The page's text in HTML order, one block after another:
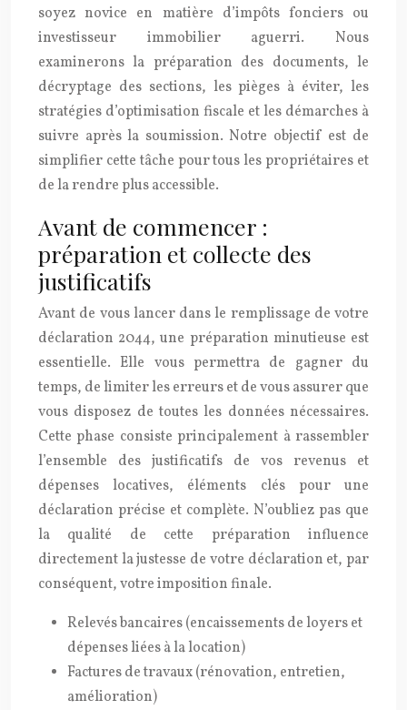
soyez novice en matière d’impôts fonciers ou
investisseur immobilier aguerri. Nous
examinerons la préparation des documents, le
décryptage des sections, les pièges à éviter, les
stratégies d’optimisation fiscale et les démarches à
suivre après la soumission. Notre objectif est de
simplifier cette tâche pour tous les propriétaires et
de la rendre plus accessible.
Avant de commencer :
préparation et collecte des
justificatifs
Avant de vous lancer dans le remplissage de votre
déclaration 2044, une préparation minutieuse est
essentielle. Elle vous permettra de gagner du
temps, de limiter les erreurs et de vous assurer que
vous disposez de toutes les données nécessaires.
Cette phase consiste principalement à rassembler
l’ensemble des justificatifs de vos revenus et
dépenses locatives, éléments clés pour une
déclaration précise et complète. N’oubliez pas que
la qualité de cette préparation influence
directement la justesse de votre déclaration et, par
conséquent, votre imposition finale.
Relevés bancaires (encaissements de loyers et
dépenses liées à la location)
Factures de travaux (rénovation, entretien,
amélioration)